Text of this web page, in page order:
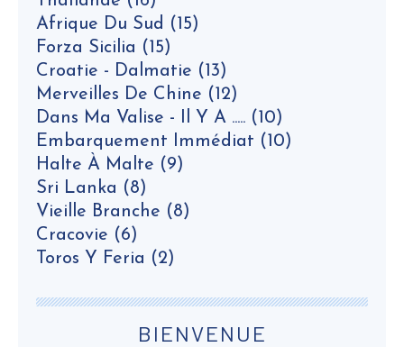
Afrique Du Sud (15)
Forza Sicilia (15)
Croatie - Dalmatie (13)
Merveilles De Chine (12)
Dans Ma Valise - Il Y A ..... (10)
Embarquement Immédiat (10)
Halte À Malte (9)
Sri Lanka (8)
Vieille Branche (8)
Cracovie (6)
Toros Y Feria (2)
BIENVENUE